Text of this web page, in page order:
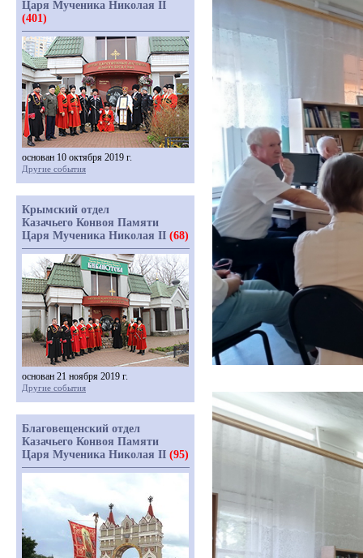
Царя Мученика Николая II
(401)
основан 10 октября 2019 г.
Другие события
Крымский отдел
Казачьего Конвоя Памяти
Царя Мученика Николая II (68)
основан 21 ноября 2019 г.
Другие события
Благовещенский отдел
Казачьего Конвоя Памяти
Царя Мученика Николая II (95)